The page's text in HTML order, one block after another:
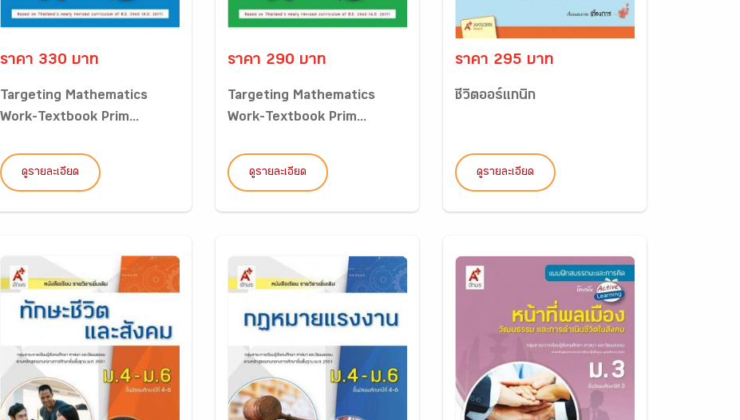
ราคา 330 บาท
Targeting Mathematics
Work-Textbook Prim...
ดูรายละเอียด
ราคา 290 บาท
Targeting Mathematics
Work-Textbook Prim...
ดูรายละเอียด
ราคา 295 บาท
ชีวิตออร์แกนิก
ดูรายละเอียด